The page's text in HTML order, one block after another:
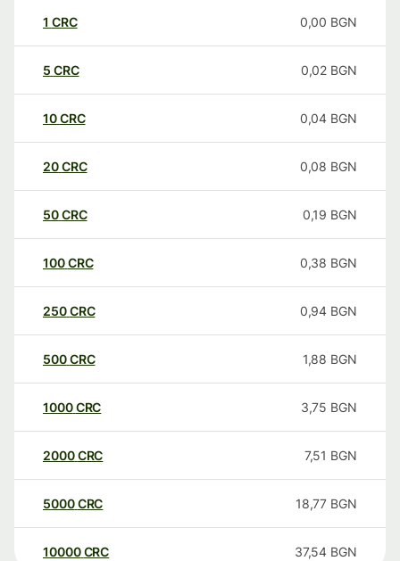
1 CRC 0,00 BGN
5 CRC 0,02 BGN
10CRC 0,04 BGN
20CRC 0,08 BGN
50CRC 0,19 BGN
100CRC 0,38 BGN
250CRC 0,94 BGN
500CRC 1,88 BGN
1000CRC 3,75 BGN
2000CRC 7,51 BGN
5000CRC 18,77 BGN
10000 CRC 37,54 BGN